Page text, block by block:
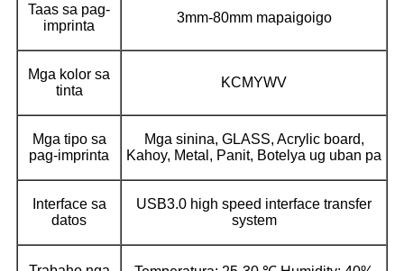
Taas sa pag-
imprinta
3mm-80mm mapaigoigo
Mga kolor sa
tinta
KCMYWV
Mga tipo sa
pag-imprinta
Mga sinina, GLASS, Acrylic board,
Kahoy, Metal, Panit, Botelya ug uban pa
Interface sa
datos
USB3.0 high speed interface transfer
system